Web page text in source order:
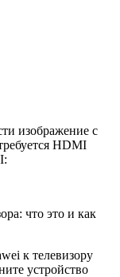
изображение с
HDMI
что это и как
к телевизору
устройство